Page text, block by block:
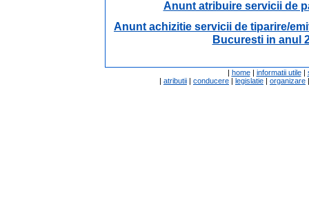
Anunt atribuire servicii de
Anunt achizitie servicii de tiparire/
Bucuresti in anul
| home| informatii utile|
| atributii | conducere | legislatie | organizare